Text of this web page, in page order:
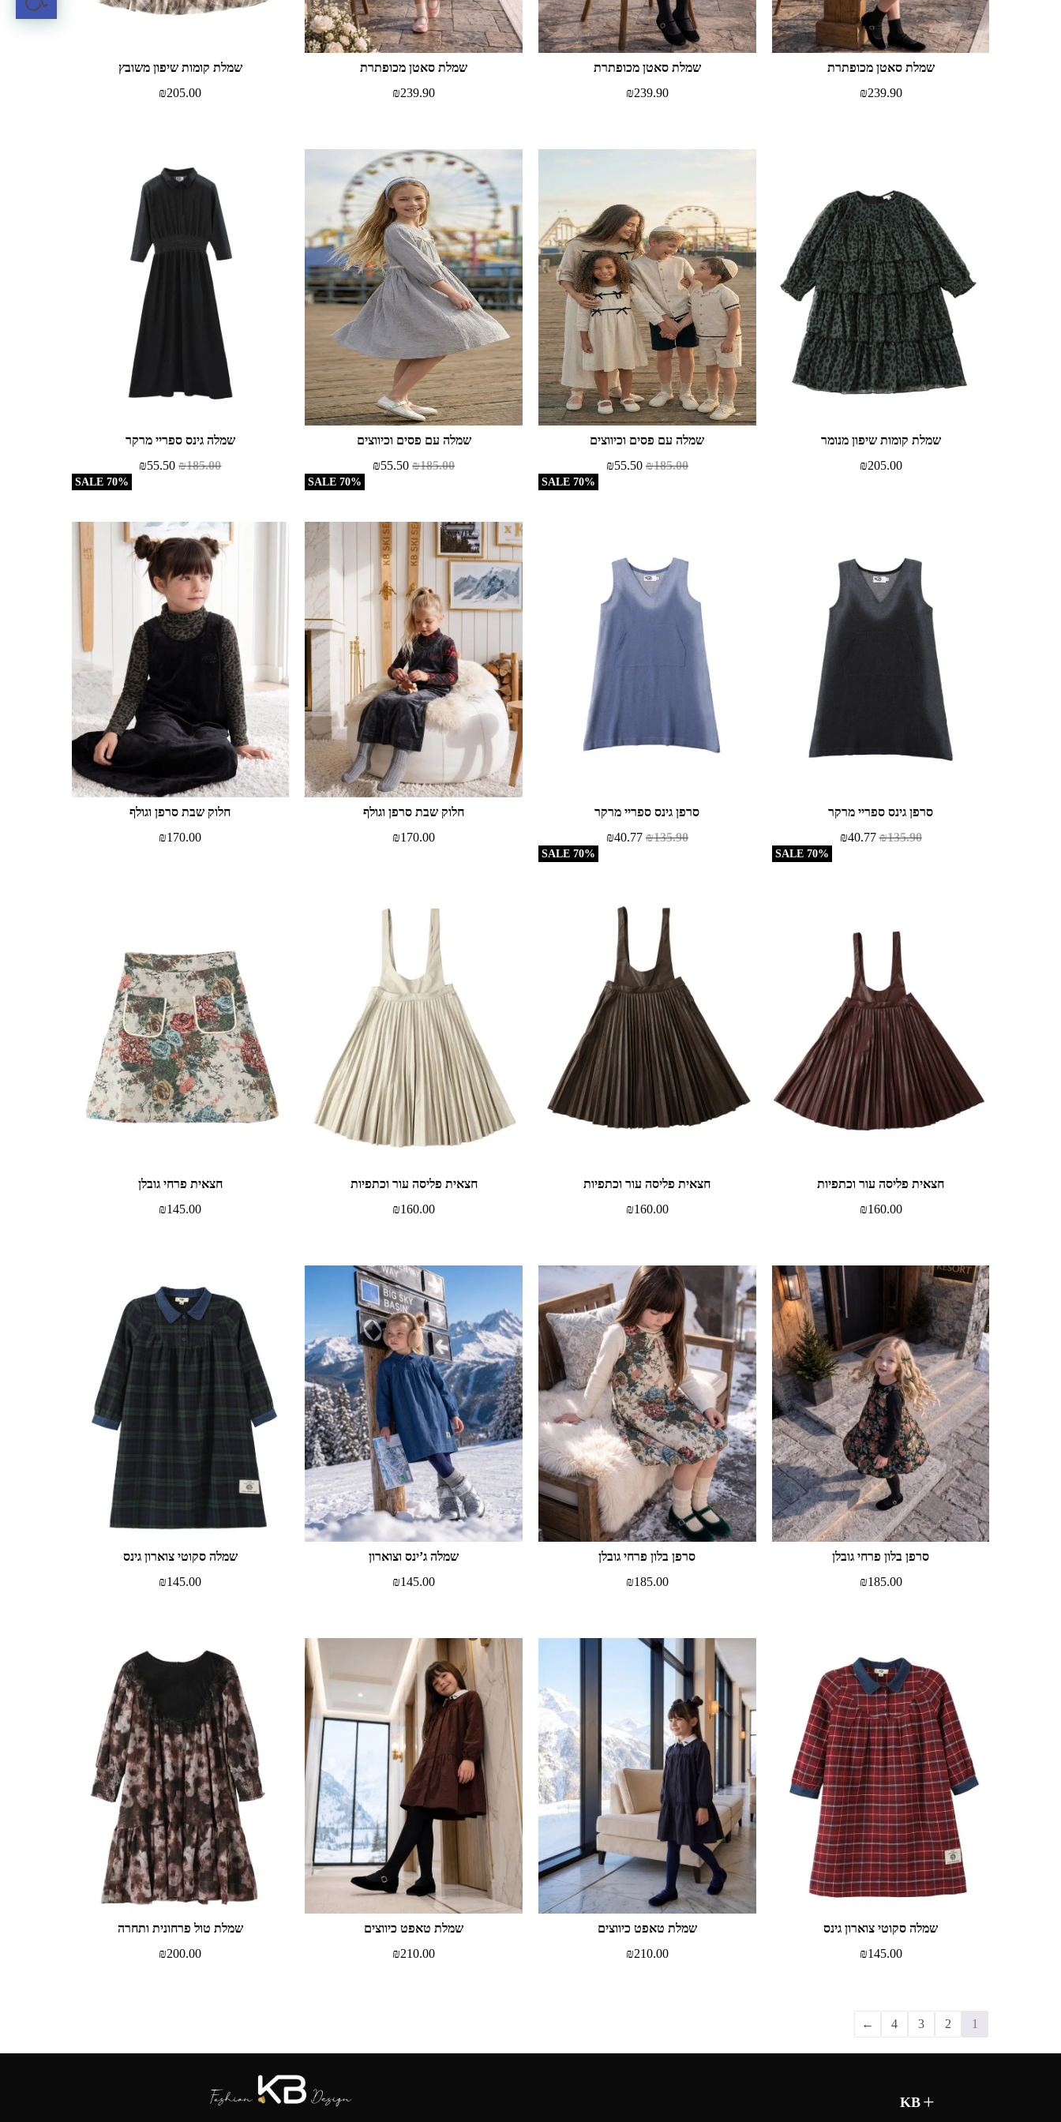
שמלת סאטן מכופתרת
₪239.90
שמלת סאטן מכופתרת
₪239.90
שמלת סאטן מכופתרת
₪239.90
שמלת קומות שיפון משובץ
₪205.00
שמלת קומות שיפון מנומר
₪205.00
70% SALE
שמלה עם פסים וכיווצים
₪185.00
₪55.50
70% SALE
שמלה עם פסים וכיווצים
₪185.00
₪55.50
70% SALE
שמלה גינס ספריי מרקר
₪185.00
₪55.50
70% SALE
סרפן גינס ספריי מרקר
₪135.90
₪40.77
70% SALE
סרפן גינס ספריי מרקר
₪135.90
₪40.77
חלוק שבת סרפן וגולף
₪170.00
חלוק שבת סרפן וגולף
₪170.00
חצאית פליסה עור וכתפיות
₪160.00
חצאית פליסה עור וכתפיות
₪160.00
חצאית פליסה עור וכתפיות
₪160.00
חצאית פרחי גובלן
₪145.00
סרפן בלון פרחי גובלן
₪185.00
סרפן בלון פרחי גובלן
₪185.00
שמלה ג’ינס וצוארון
₪145.00
שמלה סקוטי צוארון גינס
₪145.00
שמלה סקוטי צוארון גינס
₪145.00
שמלת טאפט כיווצים
₪210.00
שמלת טאפט כיווצים
₪210.00
שמלת טול פרחונית ותחרה
₪200.00
1
2
3
4
←
KB